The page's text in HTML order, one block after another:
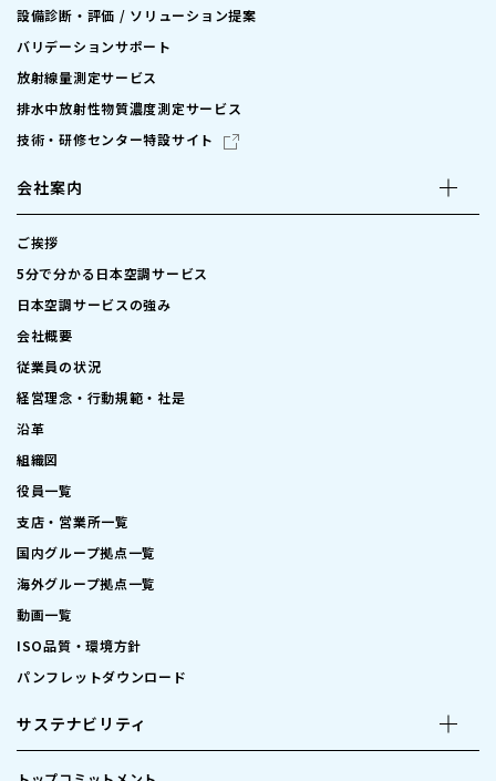
設備診断・評価 / ソリューション提案
バリデーションサポート
放射線量測定サービス
排水中放射性物質濃度測定サービス
技術・研修センター特設サイト
会社案内
ご挨拶
5分で分かる日本空調サービス
日本空調サービスの強み
会社概要
従業員の状況
経営理念・行動規範・社是
沿革
組織図
役員一覧
支店・営業所一覧
国内グループ拠点一覧
海外グループ拠点一覧
動画一覧
ISO品質・環境方針
パンフレットダウンロード
サステナビリティ